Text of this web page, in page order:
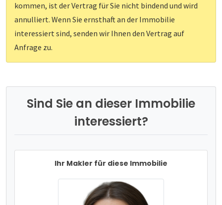
kommen, ist der Vertrag für Sie nicht bindend und wird
annulliert. Wenn Sie ernsthaft an der Immobilie
interessiert sind, senden wir Ihnen den Vertrag auf
Anfrage zu.
Sind Sie an dieser Immobilie
interessiert?
Ihr Makler für diese Immobilie